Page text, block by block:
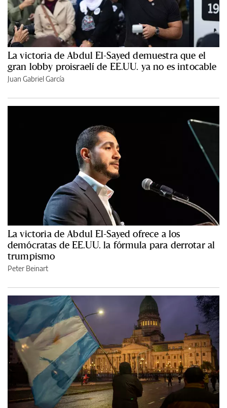
La victoria de Abdul El-Sayed demuestra que el
gran lobby proisraelí de EE.UU. ya no es intocable
Juan Gabriel García
La victoria de Abdul El-Sayed ofrece a los
demócratas de EE.UU. la fórmula para derrotar al
trumpismo
Peter Beinart